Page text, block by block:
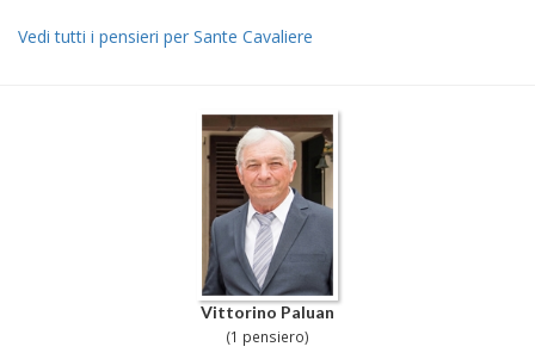
Vedi tutti i pensieri per Sante Cavaliere
Vittorino Paluan
(1 pensiero)